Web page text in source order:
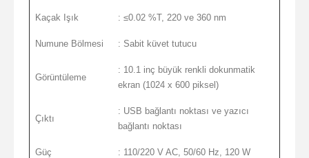
Kaçak Işık : ≤0.02 %T, 220 ve 360 nm
Numune Bölmesi : Sabit küvet tutucu
Görüntüleme
: 10.1 inç büyük renkli dokunmatik
ekran (1024 x 600 piksel)
Çıktı
: USB bağlantı noktası ve yazıcı
bağlantı noktası
Güç : 110/220 V AC, 50/60 Hz, 120 W